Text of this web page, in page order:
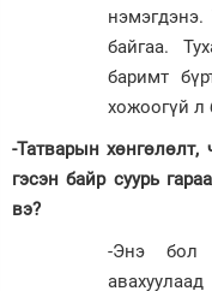
нэмэгдэнэ.
байгаа.
баримт
хожоогүй л
-Татварын хөнгөлөлт,
гэсэн байр суурь
вэ?
-Энэ бол